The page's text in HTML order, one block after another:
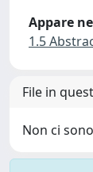
Appare
1.5
File in
Non ci